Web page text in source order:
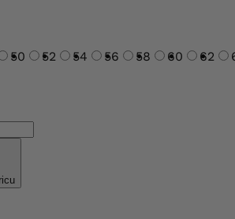
50 52 54 56 58 60 62